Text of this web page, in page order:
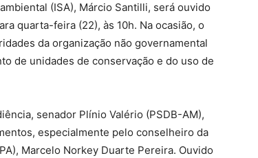
(ISA), Márcio Santilli, será ouvido
quarta-feira (22), às 10h. Na ocasião, o
da organização não governamental
de unidades de conservação e do uso de
senador Plínio Valério (PSDB-AM),
especialmente pelo conselheiro da
Marcelo Norkey Duarte Pereira. Ouvido